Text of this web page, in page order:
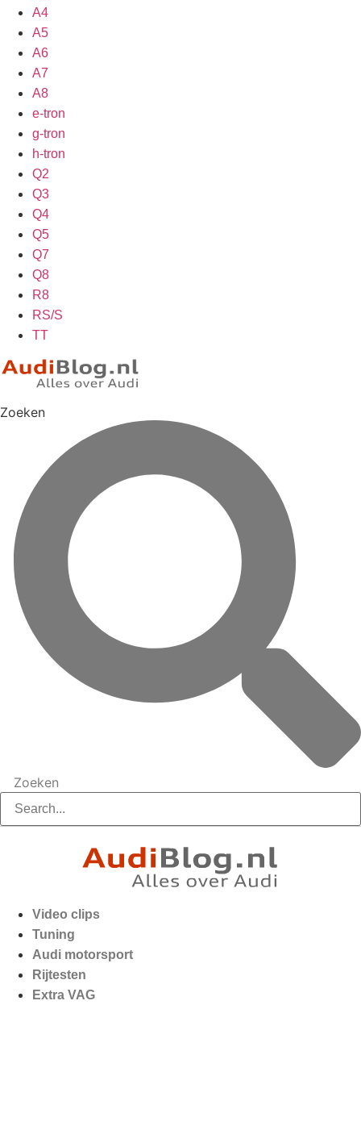
A4
A5
A6
A7
A8
e-tron
g-tron
h-tron
Q2
Q3
Q4
Q5
Q7
Q8
R8
RS/S
TT
Zoeken
Zoeken
Video clips
Tuning
Audi motorsport
Rijtesten
Extra VAG